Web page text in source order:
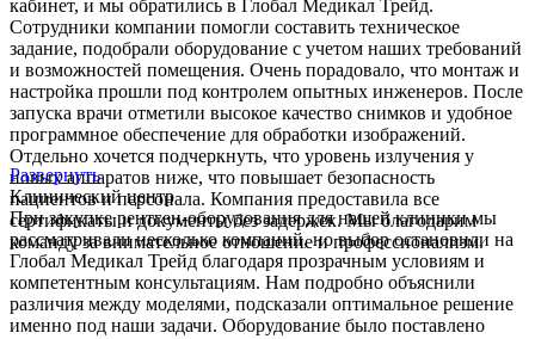
кабинет, и мы обратились в Глобал Медикал Трейд.
Сотрудники компании помогли составить техническое
задание, подобрали оборудование с учетом наших требований
и возможностей помещения. Очень порадовало, что монтаж и
настройка прошли под контролем опытных инженеров. После
запуска врачи отметили высокое качество снимков и удобное
программное обеспечение для обработки изображений.
Отдельно хочется подчеркнуть, что уровень излучения у
новых аппаратов ниже, что повышает безопасность
пациентов и персонала. Компания предоставила все
сертификаты и документы без задержек. Мы благодарим
команду за внимательное отношение и профессионализм.
Развернуть
Клинический центр
При закупке рентген-оборудования для нашей клиники мы
рассматривали несколько компаний, но выбор остановили на
Глобал Медикал Трейд благодаря прозрачным условиям и
компетентным консультациям. Нам подробно объяснили
различия между моделями, подсказали оптимальное решение
именно под наши задачи. Оборудование было поставлено